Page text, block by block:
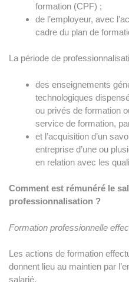
formation (CPF) ;
de l’employeur, avec
cadre du plan de
La période de
des enseignements
technologiques
ou privés de formation
service de formation,
et l’acquisition d’un
entreprise d’une ou
en relation avec les
Comment est rémunéré le
professionnalisation ?
Formation professionnelle
Les actions de formation
donnent lieu au maintien par
salarié.